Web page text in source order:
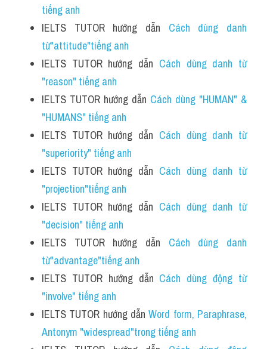
tiếng anh
IELTS TUTOR hướng dẫn Cách dùng danh
từ"attitude"tiếng anh
IELTS TUTOR hướng dẫn Cách dùng danh từ
"reason" tiếng anh
IELTS TUTOR hướng dẫn Cách dùng "HUMAN" &
"HUMANS" tiếng anh
IELTS TUTOR hướng dẫn Cách dùng danh từ
"superiority" tiếng anh
IELTS TUTOR hướng dẫn Cách dùng danh từ
"projection"tiếng anh
IELTS TUTOR hướng dẫn Cách dùng danh từ
"decision" tiếng anh
IELTS TUTOR hướng dẫn Cách dùng danh
từ"advantage"tiếng anh
IELTS TUTOR hướng dẫn Cách dùng động từ
"involve" tiếng anh
IELTS TUTOR hướng dẫn Word form, Paraphrase,
Antonym "widespread"trong tiếng anh